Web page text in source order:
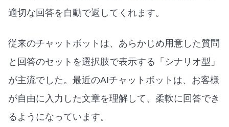
適切な回答を自動で返してくれます。
従来のチャットボットは、あらかじめ用意した質問
と回答のセットを選択肢で表示する「シナリオ型」
が主流でした。最近のAIチャットボットは、お客様
が自由に入力した文章を理解して、柔軟に回答でき
るようになっています。